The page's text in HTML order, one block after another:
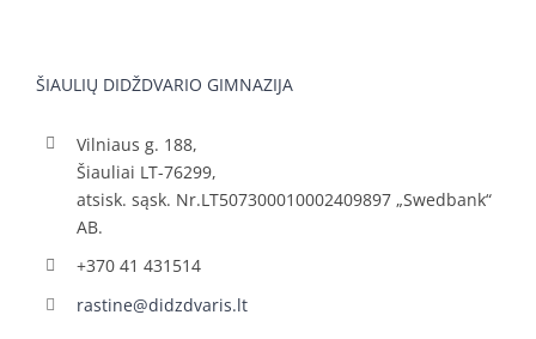
ŠIAULIŲ DIDŽDVARIO GIMNAZIJA
Vilniaus g. 188,
Šiauliai LT-76299,
atsisk. sąsk. Nr.LT507300010002409897 „Swedbank“
AB.
+370 41 431514
rastine@didzdvaris.lt